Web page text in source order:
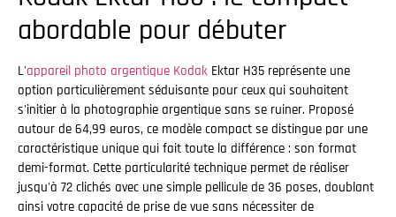
abordable pour débuter
L'appareil photo argentique Kodak Ektar H35 représente une
option particulièrement séduisante pour ceux qui souhaitent
s'initier à la photographie argentique sans se ruiner. Proposé
autour de 64,99 euros, ce modèle compact se distingue par une
caractéristique unique qui fait toute la différence : son format
demi-format. Cette particularité technique permet de réaliser
jusqu'à 72 clichés avec une simple pellicule de 36 poses, doublant
ainsi votre capacité de prise de vue sans nécessiter de